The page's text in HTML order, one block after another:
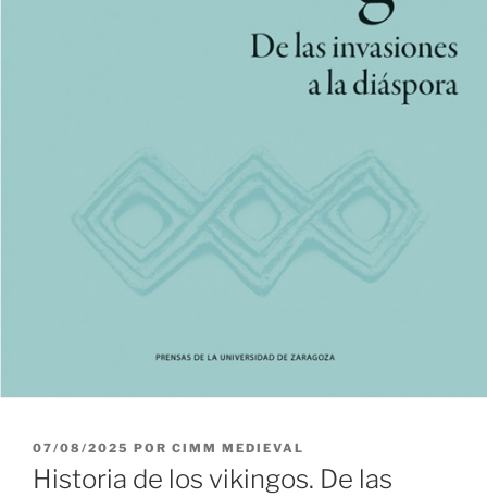
PUBLICADO
EL
07/08/2025 POR CIMM MEDIEVAL
Historia de los vikingos. De las